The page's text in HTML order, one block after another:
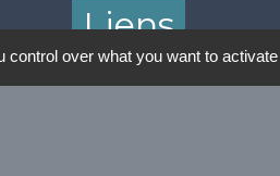
Liens
over what you want to activate